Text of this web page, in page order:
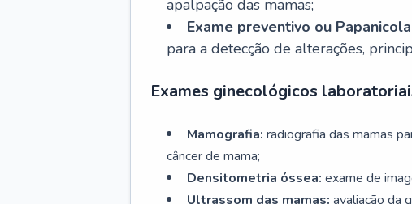
apalpação das mamas;
Exame preventivo ou
para a detecção de alterações,
Exames ginecológicos
Mamografia: radiografia das mamas
câncer de mama;
Densitometria óssea: exame de
Ultrassom das mamas: avaliação da